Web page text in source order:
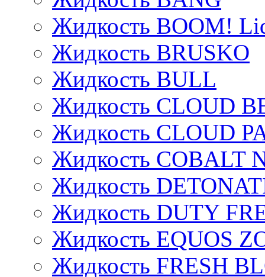
Жидкость BOOM!
Жидкость BRUSKO
Жидкость BULL
Жидкость CLOUD
Жидкость CLOUD
Жидкость COBALT
Жидкость
Жидкость DUTY
Жидкость EQUOS
Жидкость FRESH